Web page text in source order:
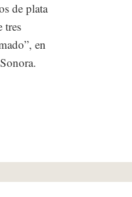
de plata
tres
en